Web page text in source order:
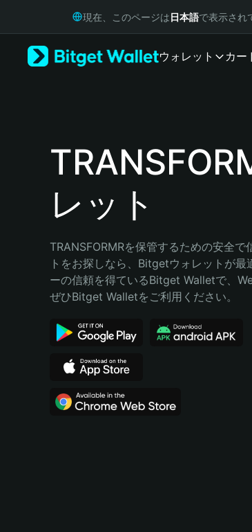
Русский
Português (Portugal)
Bahasa Indonesia
Português (Brasil)
Español (Argentina)
現在、このページは日本語で表示され
ウォレット カー
レット
TRANSFORMRを保管するための安全で
トをお探しなら、Bitgetウォレットが
ーの信頼を得ているBitget Walletで、
ぜひBitget Walletをご利用ください。